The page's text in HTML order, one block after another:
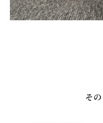
そ